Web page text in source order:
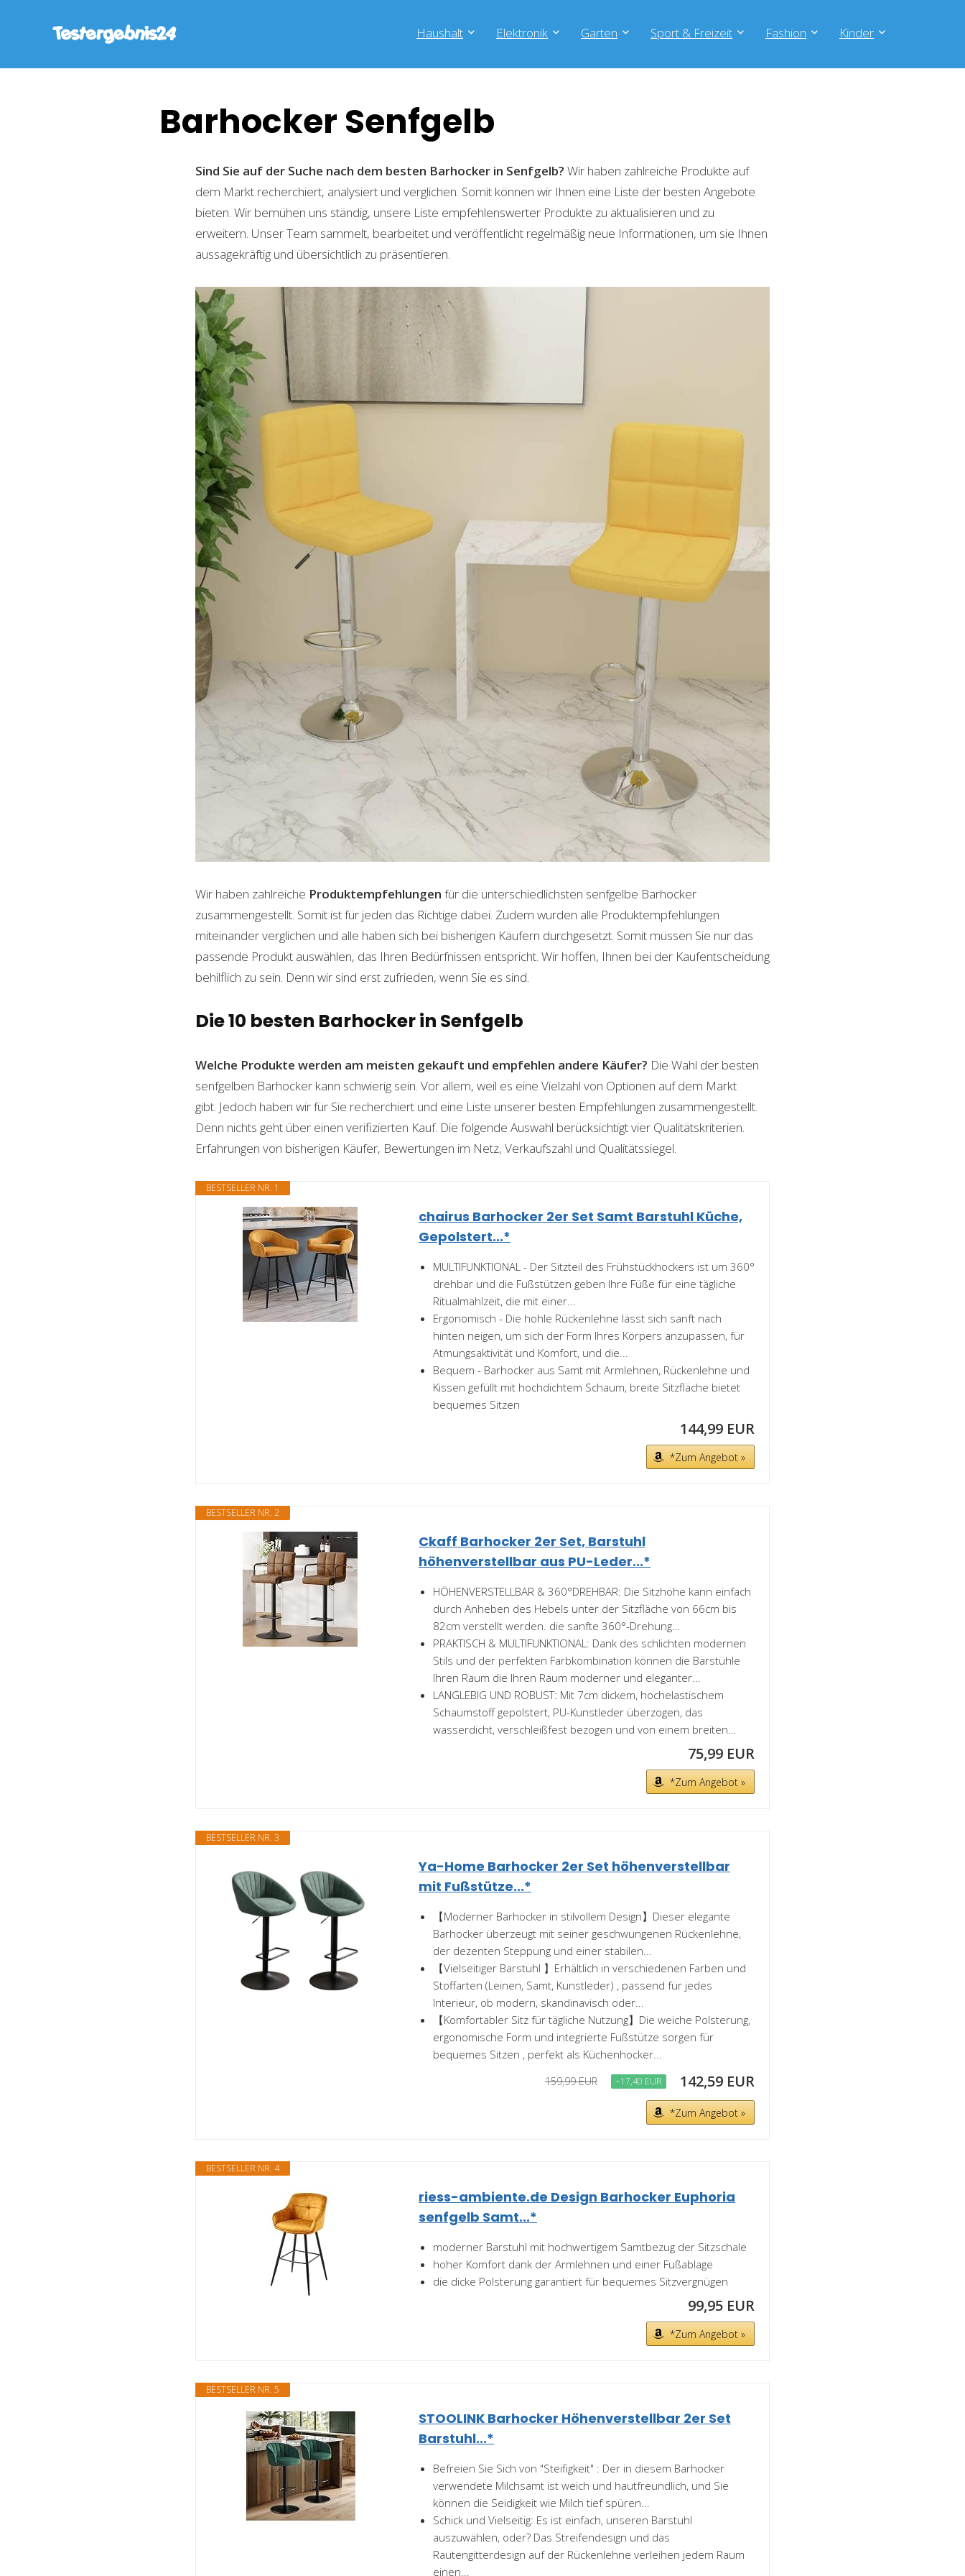
Haushalt Elektronik Garten Sport & Freizeit Fashion Kinder
Barhocker Senfgelb
Sind Sie auf der Suche nach dem besten Barhocker in Senfgelb? Wir haben zahlreiche Produkte auf
dem Markt recherchiert, analysiert und verglichen. Somit können wir Ihnen eine Liste der besten Angebote
bieten. Wir bemühen uns ständig, unsere Liste empfehlenswerter Produkte zu aktualisieren und zu
erweitern. Unser Team sammelt, bearbeitet und veröffentlicht regelmäßig neue Informationen, um sie Ihnen
aussagekräftig und übersichtlich zu präsentieren.
Wir haben zahlreiche Produktempfehlungen für die unterschiedlichsten senfgelbe Barhocker
zusammengestellt. Somit ist für jeden das Richtige dabei. Zudem wurden alle Produktempfehlungen
miteinander verglichen und alle haben sich bei bisherigen Käufern durchgesetzt. Somit müssen Sie nur das
passende Produkt auswählen, das Ihren Bedürfnissen entspricht. Wir hoffen, Ihnen bei der Kaufentscheidung
behilflich zu sein. Denn wir sind erst zufrieden, wenn Sie es sind.
Die 10 besten Barhocker in Senfgelb
Welche Produkte werden am meisten gekauft und empfehlen andere Käufer? Die Wahl der besten
senfgelben Barhocker kann schwierig sein. Vor allem, weil es eine Vielzahl von Optionen auf dem Markt
gibt. Jedoch haben wir für Sie recherchiert und eine Liste unserer besten Empfehlungen zusammengestellt.
Denn nichts geht über einen verifizierten Kauf. Die folgende Auswahl berücksichtigt vier Qualitätskriterien.
Erfahrungen von bisherigen Käufer, Bewertungen im Netz, Verkaufszahl und Qualitätssiegel.
BESTSELLER NR. 1
chairus Barhocker 2er Set Samt Barstuhl Küche,
Gepolstert...*
MULTIFUNKTIONAL - Der Sitzteil des Frühstückhockers ist um 360°
drehbar und die Fußstützen geben Ihre Füße für eine tägliche
Ritualmahlzeit, die mit einer...
Ergonomisch - Die hohle Rückenlehne lässt sich sanft nach
hinten neigen, um sich der Form Ihres Körpers anzupassen, für
Atmungsaktivität und Komfort, und die...
Bequem - Barhocker aus Samt mit Armlehnen, Rückenlehne und
Kissen gefüllt mit hochdichtem Schaum, breite Sitzfläche bietet
bequemes Sitzen
144,99 EUR
*Zum Angebot »
BESTSELLER NR. 2
Ckaff Barhocker 2er Set, Barstuhl
höhenverstellbar aus PU-Leder...*
HÖHENVERSTELLBAR & 360°DREHBAR: Die Sitzhöhe kann einfach
durch Anheben des Hebels unter der Sitzfläche von 66cm bis
82cm verstellt werden. die sanfte 360°-Drehung...
PRAKTISCH & MULTIFUNKTIONAL: Dank des schlichten modernen
Stils und der perfekten Farbkombination können die Barstühle
Ihren Raum die Ihren Raum moderner und eleganter...
LANGLEBIG UND ROBUST: Mit 7cm dickem, hochelastischem
Schaumstoff gepolstert, PU-Kunstleder überzogen, das
wasserdicht, verschleißfest bezogen und von einem breiten...
75,99 EUR
*Zum Angebot »
BESTSELLER NR. 3
Ya-Home Barhocker 2er Set höhenverstellbar
mit Fußstütze...*
【Moderner Barhocker in stilvollem Design】Dieser elegante
Barhocker überzeugt mit seiner geschwungenen Rückenlehne,
der dezenten Steppung und einer stabilen...
【Vielseitiger Barstuhl 】Erhältlich in verschiedenen Farben und
Stoffarten (Leinen, Samt, Kunstleder) , passend für jedes
Interieur, ob modern, skandinavisch oder...
【Komfortabler Sitz für tägliche Nutzung】Die weiche Polsterung,
ergonomische Form und integrierte Fußstütze sorgen für
bequemes Sitzen , perfekt als Küchenhocker...
159,99 EUR −17,40 EUR 142,59 EUR
*Zum Angebot »
BESTSELLER NR. 4
riess-ambiente.de Design Barhocker Euphoria
senfgelb Samt...*
moderner Barstuhl mit hochwertigem Samtbezug der Sitzschale
hoher Komfort dank der Armlehnen und einer Fußablage
die dicke Polsterung garantiert für bequemes Sitzvergnügen
99,95 EUR
*Zum Angebot »
BESTSELLER NR. 5
STOOLINK Barhocker Höhenverstellbar 2er Set
Barstuhl...*
Befreien Sie Sich von "Steifigkeit" : Der in diesem Barhocker
verwendete Milchsamt ist weich und hautfreundlich, und Sie
können die Seidigkeit wie Milch tief spüren...
Schick und Vielseitig: Es ist einfach, unseren Barstuhl
auszuwählen, oder? Das Streifendesign und das
Rautengitterdesign auf der Rückenlehne verleihen jedem Raum
einen...